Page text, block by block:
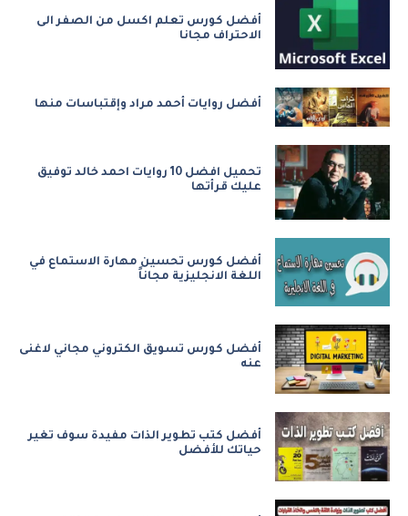
أفضل كورس تعلم اكسل من الصفر الى
الاحتراف مجانا
أفضل روايات أحمد مراد وإقتباسات منها
تحميل افضل 10 روايات احمد خالد توفيق
عليك قرأتها
أفضل كورس تحسين مهارة الاستماع في
اللغة الانجليزية مجاناً
أفضل كورس تسويق الكتروني مجاني لاغنى
عنه
أفضل كتب تطوير الذات مفيدة سوف تغير
حياتك للأفضل